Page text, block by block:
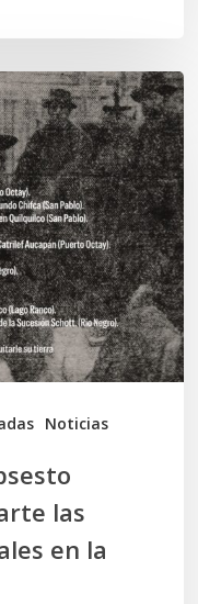
Noticias
las
en la